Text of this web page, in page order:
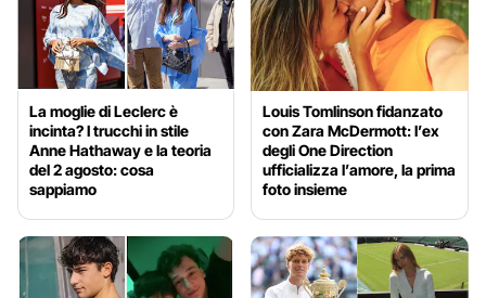
La moglie di Leclerc è
incinta? I trucchi in stile
Anne Hathaway e la teoria
del 2 agosto: cosa
sappiamo
Louis Tomlinson fidanzato
con Zara McDermott: l’ex
degli One Direction
ufficializza l’amore, la prima
foto insieme